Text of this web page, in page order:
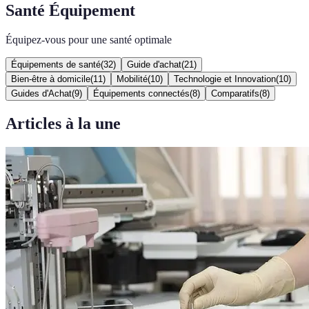
Santé Équipement
Équipez-vous pour une santé optimale
Équipements de santé(32) Guide d'achat(21 )
Bien-être à domicile(11 ) Mobilité(10) Technologie et Innovation(10)
Guides d'Achat(9) Équipements connectés(8) Comparatifs(8)
Articles à la une